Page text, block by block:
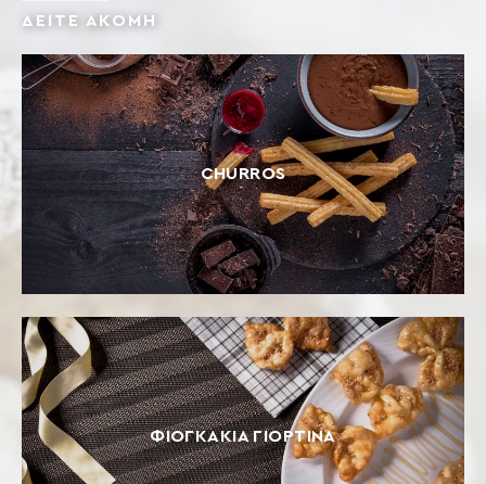
ΔΕΙΤΕ ΑΚΟΜΗ
CHURROS
ΦΙΟΓΚΆΚΙΑ ΓΙΟΡΤΙΝΆ